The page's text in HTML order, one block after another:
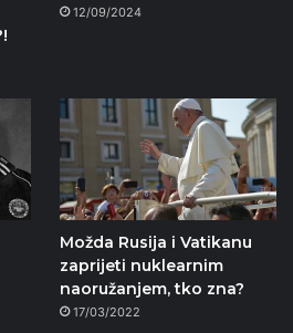
12/09/2024
Možda Rusija i Vatikanu
zaprijeti nuklearnim
naoružanjem, tko zna?
17/03/2022